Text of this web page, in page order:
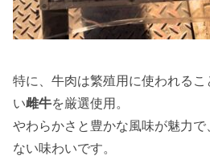
特に、牛肉は繁殖用に使われるこ
い雌牛を厳選使用。
やわらかさと豊かな風味が魅力
ない味わいです。